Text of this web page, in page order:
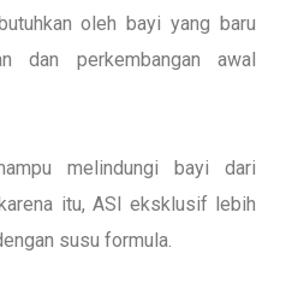
oleh bayi yang baru
dan perkembangan awal
melindungi bayi dari
itu, ASI eksklusif lebih
susu formula.